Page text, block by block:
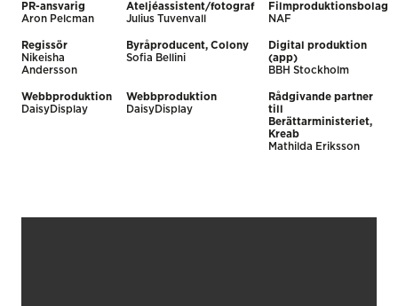
PR-ansvarig
Aron Pelcman
Ateljéassistent/fotograf
Julius Tuvenvall
Filmproduktionsbolag
NAF
Regissör
Nikeisha
Andersson
Byråproducent, Colony
Sofia Bellini
Digital produktion
(app)
BBH Stockholm
Webbproduktion
DaisyDisplay
Webbproduktion
DaisyDisplay
Rådgivande partner
till
Berättarministeriet,
Kreab
Mathilda Eriksson